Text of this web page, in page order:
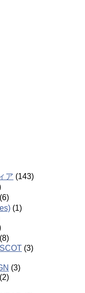
ア (143)
(6)
(1)
(8)
(3)
(3)
(2)